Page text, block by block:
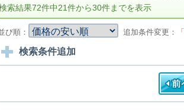
索結果72件中21件から30件までを表示
び順： 追加条件変更：「
検索条件追加